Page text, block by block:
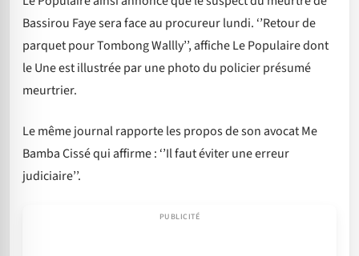
Bassirou Faye sera face au procureur lundi. ‘’Retour de
parquet pour Tombong Wallly’’, affiche Le Populaire dont
le Une est illustrée par une photo du policier présumé
meurtrier.
Le même journal rapporte les propos de son avocat Me
Bamba Cissé qui affirme : ‘’Il faut éviter une erreur
judiciaire’’.